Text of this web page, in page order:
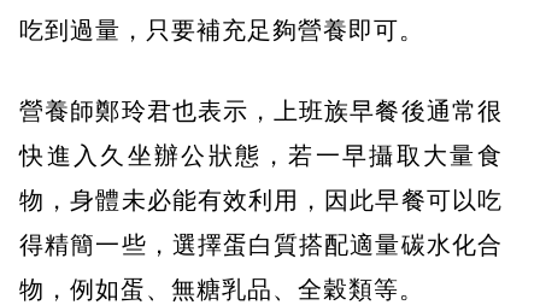
吃到過量，只要補充足夠營養即可。
營養師鄭玲君也表示，上班族早餐後通常很
快進入久坐辦公狀態，若一早攝取大量食
物，身體未必能有效利用，因此早餐可以吃
得精簡一些，選擇蛋白質搭配適量碳水化合
物，例如蛋、無糖乳品、全穀類等。